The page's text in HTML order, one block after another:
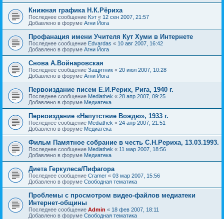
Книжная графика Н.К.Рёриха
Последнее сообщение Кэт « 12 сен 2007, 21:57
Добавлено в форуме Агни Йога
Профанация имени Учителя Кут Хуми в Интернете
Последнее сообщение Edvardas « 10 авг 2007, 16:42
Добавлено в форуме Агни Йога
Снова А.Войнаровская
Последнее сообщение Защитник « 20 июл 2007, 10:28
Добавлено в форуме Агни Йога
Первоиздание писем Е.И.Рерих, Рига, 1940 г.
Последнее сообщение Mediathek « 28 апр 2007, 09:25
Добавлено в форуме Медиатека
Первоиздание «Напутствие Вождю», 1933 г.
Последнее сообщение Mediathek « 24 апр 2007, 21:51
Добавлено в форуме Медиатека
Фильм Памятное собрание в честь С.Н.Рериха, 13.03.1993.
Последнее сообщение Mediathek « 11 мар 2007, 18:56
Добавлено в форуме Медиатека
Диета Геркулеса/Пифагора
Последнее сообщение Cramer « 03 мар 2007, 15:56
Добавлено в форуме Свободная тематика
Проблемы с просмотром видео-файлов медиатеки
Интернет-общины
Последнее сообщение Admin « 18 фев 2007, 18:11
Добавлено в форуме Свободная тематика